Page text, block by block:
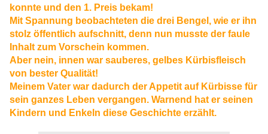
konnte und den 1. Preis bekam!
Mit Spannung beobachteten die drei Bengel, wie er ihn
stolz öffentlich aufschnitt, denn nun musste der faule
Inhalt zum Vorschein kommen.
Aber nein, innen war sauberes, gelbes Kürbisfleisch
von bester Qualität!
Meinem Vater war dadurch der Appetit auf Kürbisse für
sein ganzes Leben vergangen. Warnend hat er seinen
Kindern und Enkeln diese Geschichte erzählt.